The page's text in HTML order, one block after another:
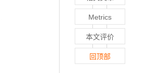
Metrics
本文评价
回顶部